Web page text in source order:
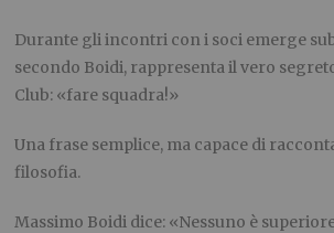
Durante gli incontri con i soci emerge
secondo Boidi, rappresenta il vero
Club: «fare squadra!»
Una frase semplice, ma capace di
filosofia.
Massimo Boidi dice: «Nessuno è